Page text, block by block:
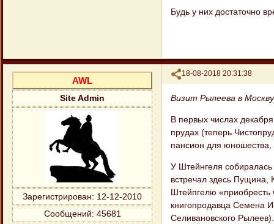
Будь у них достаточно
Поделиться
18-08-2018 20:31:38
AWL
Site Admin
Зарегистрирован: 12-12-2010
Сообщений: 45681
Визит Рылеева в Москву
В первых числах
прудах (теперь
пансион для
У Штейнгеля
встречал здесь
Штейпгелю «приобресть
книгопродавца Семена
Селивановского Рылеев).